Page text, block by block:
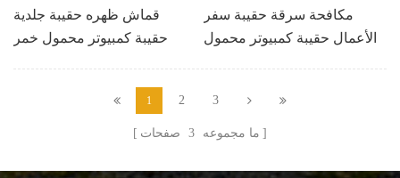
قماش ظهره حقيبة جلدية
حقيبة كمبيوتر محمول خمر
مكافحة سرقة حقيبة سفر
الأعمال حقيبة كمبيوتر محمول
1 2 3
ما مجموعه 3 صفحات